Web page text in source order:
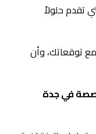
تقدم حلولاً
توقعاتك، وأن
في جدة